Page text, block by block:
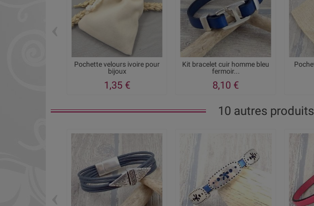
Pochette velours ivoire pour
bijoux
1,35 €
Kit bracelet cuir homme bleu
fermoir...
8,10 €
10 autres